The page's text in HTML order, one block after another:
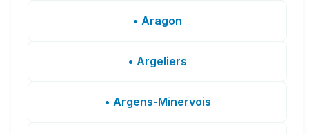
• Aragon
• Argeliers
• Argens-Minervois